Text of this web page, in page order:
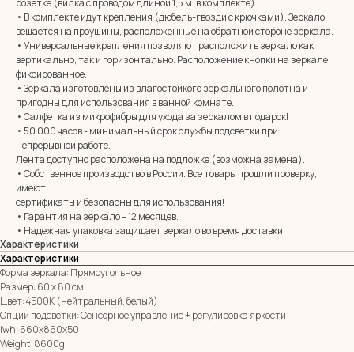
розетке (вилка с проводом длиной 1,5 м. в комплекте)
• В комплекте идут крепления (дюбель-гвозди с крючками). Зеркало
вешается на проушины, расположенные на обратной стороне зеркала.
• Универсальные крепления позволяют расположить зеркало как
вертикально, так и горизонтально. Расположение кнопки на зеркале
фиксированное.
• Зеркала изготовлены из влагостойкого зеркального полотна и
пригодны для использования в ванной комнате.
• Салфетка из микрофибры для ухода за зеркалом в подарок!
• 50 000 часов - минимальный срок службы подсветки при
непрерывной работе.
Лента доступно расположена на подложке (возможна замена).
• Собственное производство в России. Все товары прошли проверку,
имеют
сертификаты и безопасны для использования!
• Гарантия на зеркало – 12 месяцев.
• Надежная упаковка защищает зеркало во время доставки
Характеристики
Характеристики
Форма зеркала: Прямоугольное
Размер: 60 х 80 см
Цвет: 4500К (нейтральный, белый)
Опции подсветки: Сенсорное управление + регулировка яркости
lwh: 660x860x50
Weight: 8600g
MIRROR ROOM
+7 (961) 595-72-73
E-mail:
Адрес: 350037, г. Краснодар,
х. им. Ленина, ДНТ Виктория,
ул. Казачья, д. 2А
zerkala@ksk23.ru
Остались вопросы?
Оставь заявку и мы с Вами свяжемся
Имя
Телефон
+7